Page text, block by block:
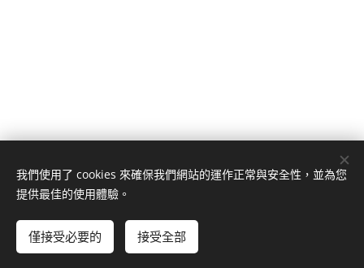
Cookies
我們使用了 cookies 來確保我們網站的運作正常與安全性，並為您
提供最佳的使用體驗。
僅接受必要的 接受全部